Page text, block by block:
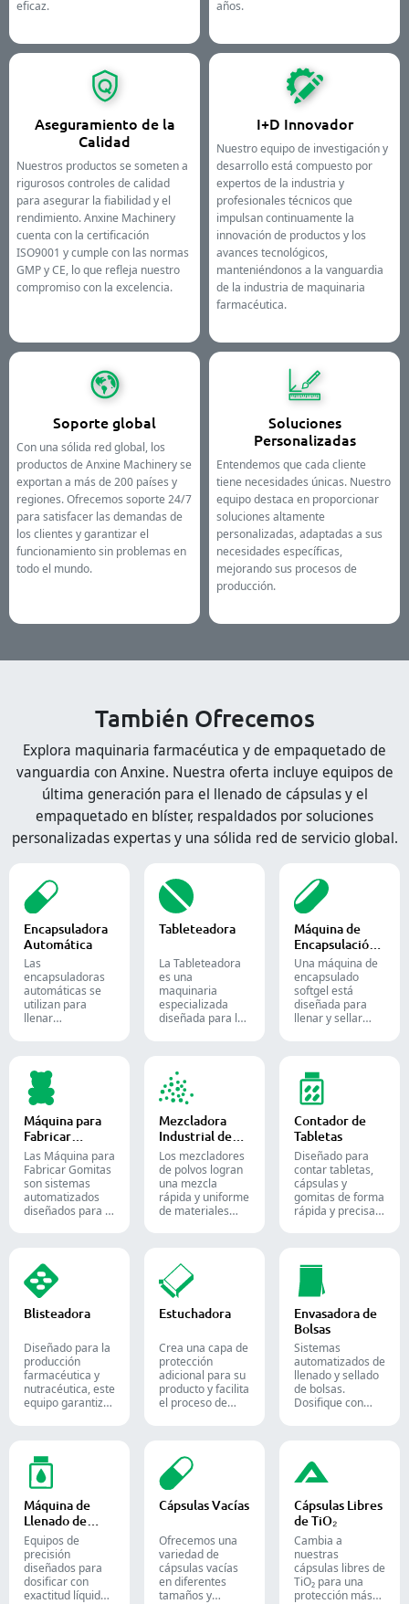
eficaz. años.
Aseguramiento de la
Calidad
Nuestros productos se someten a
rigurosos controles de calidad
para asegurar la fiabilidad y el
rendimiento. Anxine Machinery
cuenta con la certificación
ISO9001 y cumple con las normas
GMP y CE, lo que refleja nuestro
compromiso con la excelencia.
I+D Innovador
Nuestro equipo de investigación y
desarrollo está compuesto por
expertos de la industria y
profesionales técnicos que
impulsan continuamente la
innovación de productos y los
avances tecnológicos,
manteniéndonos a la vanguardia
de la industria de maquinaria
farmacéutica.
Soporte global
Con una sólida red global, los
productos de Anxine Machinery se
exportan a más de 200 países y
regiones. Ofrecemos soporte 24/7
para satisfacer las demandas de
los clientes y garantizar el
funcionamiento sin problemas en
todo el mundo.
Soluciones
Personalizadas
Entendemos que cada cliente
tiene necesidades únicas. Nuestro
equipo destaca en proporcionar
soluciones altamente
personalizadas, adaptadas a sus
necesidades específicas,
mejorando sus procesos de
producción.
También Ofrecemos
Explora maquinaria farmacéutica y de empaquetado de
vanguardia con Anxine. Nuestra oferta incluye equipos de
última generación para el llenado de cápsulas y el
empaquetado en blíster, respaldados por soluciones
personalizadas expertas y una sólida red de servicio global.
Encapsuladora
Automática
Las
encapsuladoras
automáticas se
utilizan para
llenar
precisas de
polvos, gránulos,
pellets o líquidos
en la producción
farmacéutica y de
suplementos.
Tableteadora
La Tableteadora
es una
maquinaria
especializada
diseñada para la
Máquina de
Encapsulación
de Softgel
Una máquina de
encapsulado
softgel está
diseñada para
llenar y sellar
cápsulas blandas
de gelatina.
Máquina para
Fabricar
Gomitas
Las Máquina para
Fabricar Gomitas
son sistemas
automatizados
diseñados para la
goma, destinados
tanto a la
industria de la
confitería como a
la farmacéutica.
Mezcladora
Industrial de
Polvos
Los mezcladores
de polvos logran
una mezcla
rápida y uniforme
de materiales
las industrias
farmacéutica,
alimentaria y
química.
Contador de
Tabletas
Diseñado para
contar tabletas,
cápsulas y
gomitas de forma
rápida y precisa.
farmacéutico con
soluciones de
conteo para
formas sólidas.
Blisteadora
Diseñado para la
producción
farmacéutica y
nutracéutica, este
equipo garantiza
y Alu-Alu para
tabletas, cápsulas
y cápsulas de
gelatina blanda.
Estuchadora
Crea una capa de
protección
adicional para su
producto y facilita
el proceso de
tubos en cajas,
siendo una
solución ideal
para el empaque
en las industrias
cosmética y
alimentaria.
Envasadora de
Bolsas
Sistemas
automatizados de
llenado y sellado
de bolsas.
Dosifique con
líneas de
empaque
farmacéutico,
nutracéutico y
alimentario.
Máquina de
Llenado de
Líquidos
Equipos de
precisión
diseñados para
dosificar con
exactitud líquidos,
Cápsulas Vacías
Ofrecemos una
variedad de
cápsulas vacías
en diferentes
tamaños y
Cápsulas Libres
de TiO₂
Cambia a
nuestras
cápsulas libres de
TiO₂ para una
protección más